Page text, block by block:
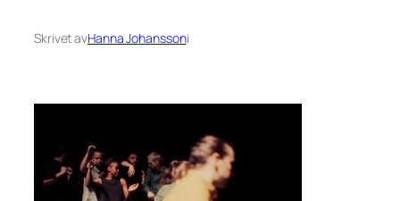
Skrivet avHanna Johanssoni